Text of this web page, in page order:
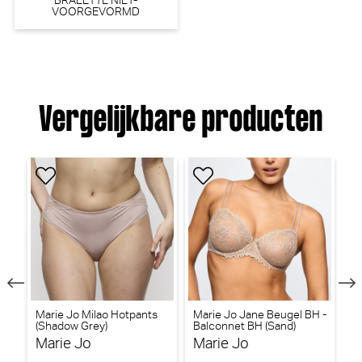
VOORGEVORMD
Vergelijkbare producten
Marie Jo Milao Hotpants
(Shadow Grey)
Marie Jo
Marie Jo Jane Beugel BH -
Balconnet BH (Sand)
Marie Jo